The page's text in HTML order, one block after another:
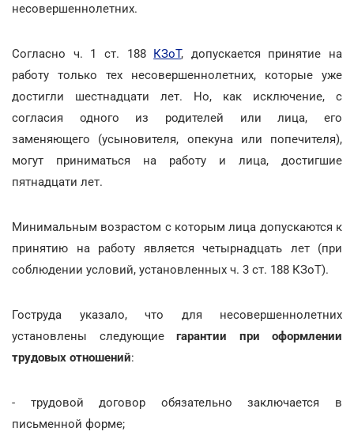
несовершеннолетних.
Согласно ч. 1 ст. 188 КЗоТ, допускается принятие на
работу только тех несовершеннолетних, которые уже
достигли шестнадцати лет. Но, как исключение, с
согласия одного из родителей или лица, его
заменяющего (усыновителя, опекуна или попечителя),
могут приниматься на работу и лица, достигшие
пятнадцати лет.
Минимальным возрастом с которым лица допускаются к
принятию на работу является четырнадцать лет (при
соблюдении условий, установленных ч. 3 ст. 188 КЗоТ).
Гоструда указало, что для несовершеннолетних
установлены следующие гарантии при оформлении
трудовых отношений:
- трудовой договор обязательно заключается в
письменной форме;